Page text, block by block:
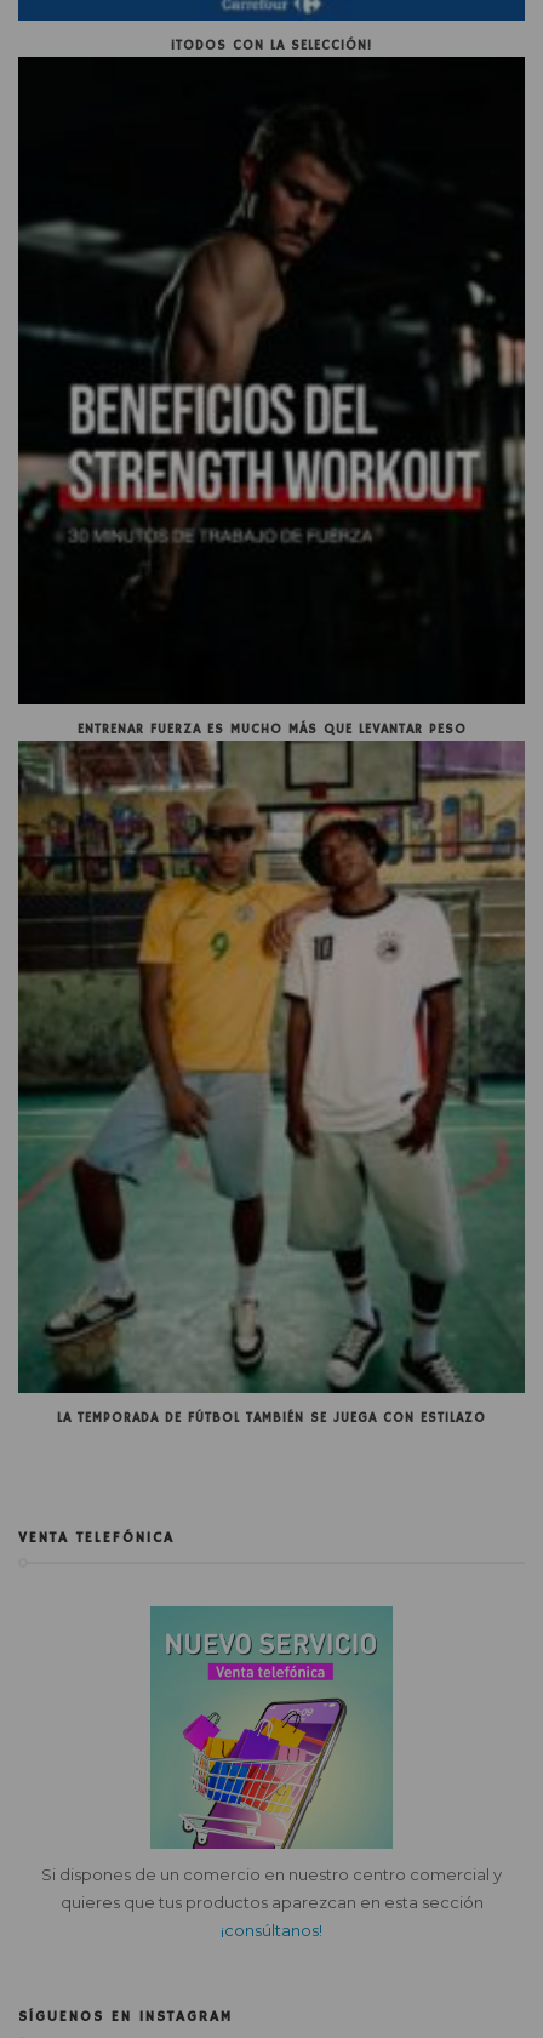
¡TODOS CON LA SELECCIÓN!
ENTRENAR FUERZA ES MUCHO MÁS QUE LEVANTAR PESO
LA TEMPORADA DE FÚTBOL TAMBIÉN SE JUEGA CON ESTILAZO
VENTA TELEFÓNICA
Si dispones de un comercio en nuestro centro comercial y
quieres que tus productos aparezcan en esta sección
¡consúltanos!
SÍGUENOS EN INSTAGRAM